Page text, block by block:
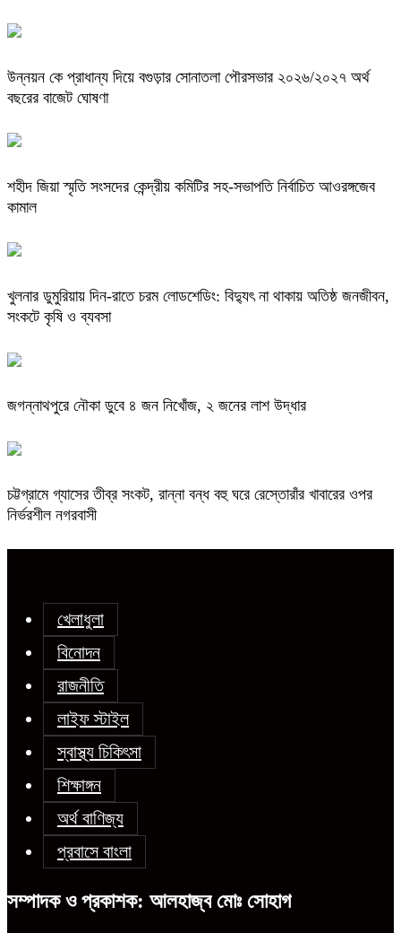
উন্নয়ন কে প্রাধান্য দিয়ে বগুড়ার সোনাতলা পৌরসভার ২০২৬/২০২৭ অর্থ
বছরের বাজেট ঘোষণা
শহীদ জিয়া স্মৃতি সংসদের কেন্দ্রীয় কমিটির সহ-সভাপতি নির্বাচিত আওরঙ্গজেব
কামাল
খুলনার ডুমুরিয়ায় দিন-রাতে চরম লোডশেডিং: বিদ্যুৎ না থাকায় অতিষ্ঠ জনজীবন,
সংকটে কৃষি ও ব্যবসা
জগন্নাথপুরে নৌকা ডুবে ৪ জন নিখোঁজ, ২ জনের লাশ উদ্ধার
চট্টগ্রামে গ্যাসের তীব্র সংকট, রান্না বন্ধ বহু ঘরে রেস্তোরাঁর খাবারের ওপর
নির্ভরশীল নগরবাসী
খেলাধুলা
বিনোদন
রাজনীতি
লাইফ স্টাইল
স্বাস্থ্য চিকিৎসা
শিক্ষাঙ্গন
অর্থ বাণিজ্য
প্রবাসে বাংলা
সম্পাদক ও প্রকাশক: আলহাজ্ব মোঃ সোহাগ